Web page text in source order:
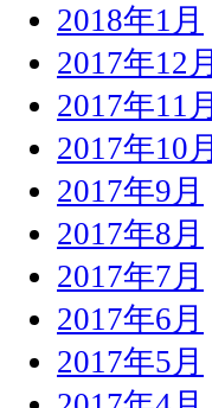
2018年1月
2017年12月
2017年11月
2017年10月
2017年9月
2017年8月
2017年7月
2017年6月
2017年5月